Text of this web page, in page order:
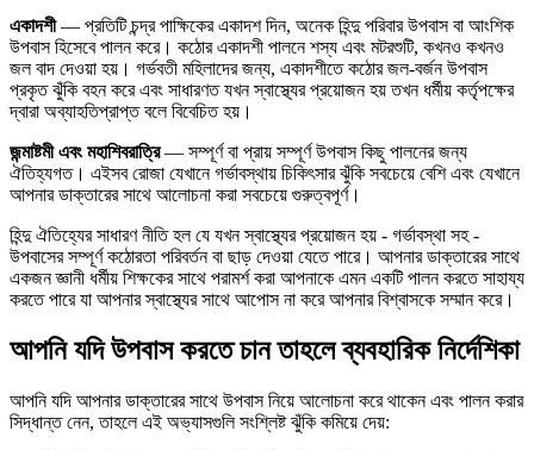
একাদশী— প্রতিটি চন্দ্র পাক্ষিকের একাদশ দিন, অনেক হিন্দু পরিবার উপবাস বা আংশিক
উপবাস হিসেবে পালন করে। কঠোর একাদশী পালনে শস্য এবং মটরশুটি, কখনও কখনও
জল বাদ দেওয়া হয়। গর্ভবতী মহিলাদের জন্য, একাদশীতে কঠোর জল-বর্জন উপবাস
প্রকৃত ঝুঁকি বহন করে এবং সাধারণত যখন স্বাস্থ্যের প্রয়োজন হয় তখন ধর্মীয় কর্তৃপক্ষের
দ্বারা অব্যাহতিপ্রাপ্ত বলে বিবেচিত হয়।
জন্মাষ্টমী এবং মহাশিবরাত্রি— সম্পূর্ণ বা প্রায় সম্পূর্ণ উপবাস কিছু পালনের জন্য
ঐতিহ্যগত। এইসব রোজা যেখানে গর্ভাবস্থায় চিকিৎসার ঝুঁকি সবচেয়ে বেশি এবং যেখানে
আপনার ডাক্তারের সাথে আলোচনা করা সবচেয়ে গুরুত্বপূর্ণ।
হিন্দু ঐতিহ্যের সাধারণ নীতি হল যে যখন স্বাস্থ্যের প্রয়োজন হয় - গর্ভাবস্থা সহ -
উপবাসের সম্পূর্ণ কঠোরতা পরিবর্তন বা ছাড় দেওয়া যেতে পারে। আপনার ডাক্তারের সাথে
একজন জ্ঞানী ধর্মীয় শিক্ষকের সাথে পরামর্শ করা আপনাকে এমন একটি পালন করতে সাহায্য
করতে পারে যা আপনার স্বাস্থ্যের সাথে আপোস না করে আপনার বিশ্বাসকে সম্মান করে।
আপনি যদি উপবাস করতে চান তাহলে ব্যবহারিক নির্দেশিকা
আপনি যদি আপনার ডাক্তারের সাথে উপবাস নিয়ে আলোচনা করে থাকেন এবং পালন করার
সিদ্ধান্ত নেন, তাহলে এই অভ্যাসগুলি সংশ্লিষ্ট ঝুঁকি কমিয়ে দেয়: